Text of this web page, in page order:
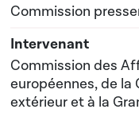
Commission
Commission des
européennes, de la
extérieur et à la